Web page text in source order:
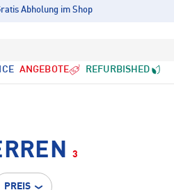
Abholung im Shop
ANGEBOTE REFURBISHED
3
PREIS